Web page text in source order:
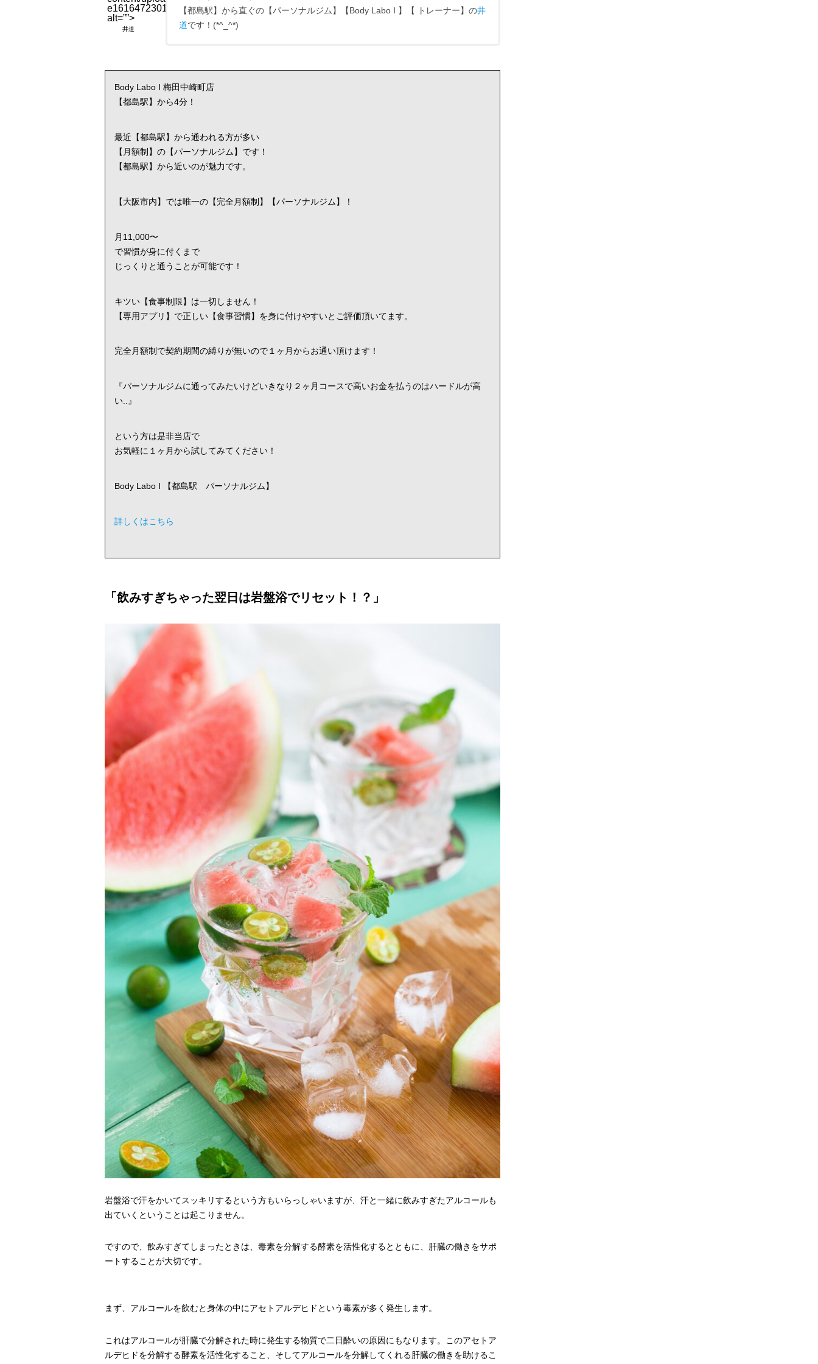
e1616472301897.jpg”
alt=””>
井道
【都島駅】から直ぐの【パーソナルジム】【Body Labo I 】【 トレーナー】の井
道です！(*^_^*)
Body Labo I 梅田中崎町店
【都島駅】から4分！
最近【都島駅】から通われる方が多い
【月額制】の【パーソナルジム】です！
【都島駅】から近いのが魅力です。
【大阪市内】では唯一の【完全月額制】【パーソナルジム】！
月11,000〜
で習慣が身に付くまで
じっくりと通うことが可能です！
キツい【食事制限】は一切しません！
【専用アプリ】で正しい【食事習慣】を身に付けやすいとご評価頂いてます。
完全月額制で契約期間の縛りが無いので１ヶ月からお通い頂けます！
『パーソナルジムに通ってみたいけどいきなり２ヶ月コースで高いお金を払うのはハードルが高
い..』
という方は是非当店で
お気軽に１ヶ月から試してみてください！
Body Labo I 【都島駅 パーソナルジム】
詳しくはこちら
「飲みすぎちゃった翌日は岩盤浴でリセット！？」
岩盤浴で汗をかいてスッキリするという方もいらっしゃいますが、汗と一緒に飲みすぎたアルコールも
出ていくということは起こりません。
ですので、飲みすぎてしまったときは、毒素を分解する酵素を活性化するとともに、肝臓の働きをサポ
ートすることが大切です。
まず、アルコールを飲むと身体の中にアセトアルデヒドという毒素が多く発生します。
これはアルコールが肝臓で分解された時に発生する物質で二日酔いの原因にもなります。このアセトア
ルデヒドを分解する酵素を活性化すること、そしてアルコールを分解してくれる肝臓の働きを助けるこ